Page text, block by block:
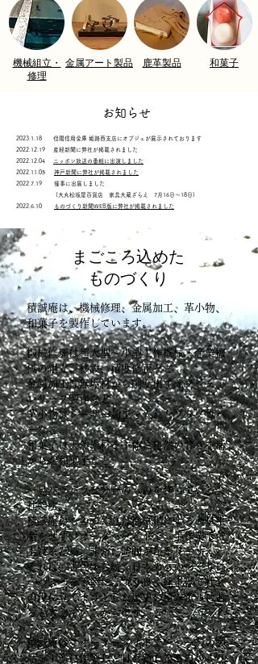
​機械組立・
修理
金属アート製品 ​鹿革製品 和菓子
​お知らせ
2023.1.18 但陽信用金庫 姫路西支店にオブジェが展示されております
2022.12.19 産経新聞に弊社が掲載されました
2022.12.04
ニッポン放送の番組に出演しました
2022.11.05 神戸新聞に弊社が掲載されました
2022.7.19 催事に出展しました
(大丸松坂屋百貨店 家具大蔵ざらえ 7月16日～18日)
2022.6.10
ものづくり新聞WEB版に弊社が掲載されました
まごころ込めた
​ものづくり
積誠庵は、機械修理、金属加工、革小物、
和菓子を製作しています。
機械修理は超大型～小型工作機械・産業機
械の組立、移設、精度修正など
金属加工は無垢材から削り出すオブジェ、
レリーフ製作など
革小物はレーザー加工を入れたブックカバ
ーなど
和菓子は天然素材を主体に自然の甘さを活
かした和菓子など
一見バラバラな分野のものを作っている会
社です。
積誠庵のものづくりは機械化による大量生
産をせず、オーダーメイドで、手作業で仕
上げるため、非常に時間がかかります。
それは、古代から続く日本のものづくりは
一つ一つを丁寧に、より良く仕上げて社会
の役に立てようとした歴史の積み重ねにあ
ると考えているからです。
積誠庵は、オーダーメイドで一つ一つの製
品を丁寧に作製し、日々新たなものづくり